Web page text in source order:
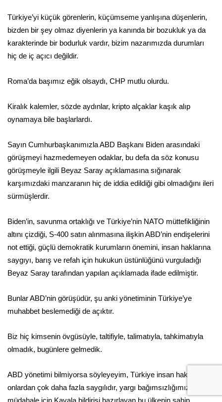
Türkiye’yi küçük görenlerin, küçümseme yanlışına düşenlerin,
bizden bir şey olmaz diyenlerin ya kanında bir bozukluk ya da
karakterinde bir bodurluk vardır, bizim nazarımızda durumları
hiç de iç açıcı değildir.
Roma’da başımız eğik olsaydı, CHP mutlu olurdu.
Kiralık kalemler, sözde aydınlar, kripto alçaklar kaşık alıp
oynamaya bile başlarlardı.
Sayın Cumhurbaşkanımızla ABD Başkanı Biden arasındaki
görüşmeyi hazmedemeyen odaklar, bu defa da söz konusu
görüşmeyle ilgili Beyaz Saray açıklamasına sığınarak
karşımızdaki manzaranın hiç de iddia edildiği gibi olmadığını ileri
sürmüşlerdir.
Biden’in, savunma ortaklığı ve Türkiye’nin NATO müttefikliğinin
altını çizdiği, S-400 satın alınmasına ilişkin ABD’nin endişelerini
not ettiği, güçlü demokratik kurumların önemini, insan haklarına
saygıyı, barış ve refah için hukukun üstünlüğünü vurguladığı
Beyaz Saray tarafından yapılan açıklamada ifade edilmiştir.
Bunlar ABD’nin görüşüdür, şu anki yönetiminin Türkiye’ye
muhabbet beslemediği de açıktır.
Biz hiç kimsenin övgüsüyle, taltifiyle, talimatıyla, tahkimatıyla
olmadık, bugünlere gelmedik.
ABD yönetimi bilmiyorsa söyleyeyim, Türkiye insan haklarına
onlardan çok daha fazla saygılıdır, yargı bağımsızlığımıza
müdahale için Kavala bildirisi hazırlayan bu ülkenin sahip